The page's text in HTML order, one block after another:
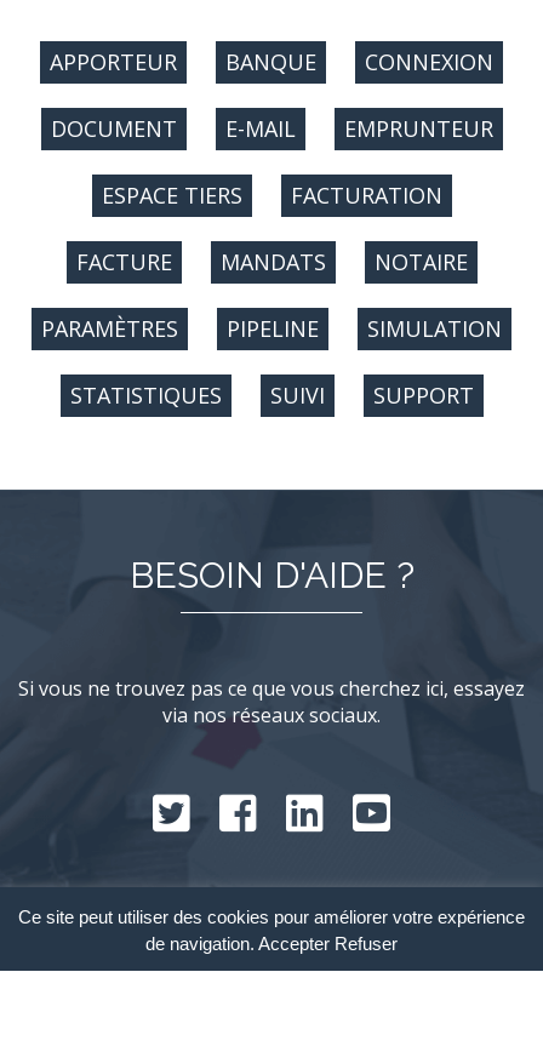
APPORTEUR BANQUE CONNEXION
DOCUMENT E-MAIL EMPRUNTEUR
ESPACE TIERS FACTURATION
FACTURE MANDATS NOTAIRE
PARAMÈTRES PIPELINE SIMULATION
STATISTIQUES SUIVI SUPPORT
BESOIN D'AIDE ?
Si vous ne trouvez pas ce que vous cherchez ici, essayez
via nos réseaux sociaux.
© 2017 - Crediteo.co -Mentions Légales
Ce site peut utiliser des cookies pour améliorer votre expérience
de navigation. Accepter Refuser